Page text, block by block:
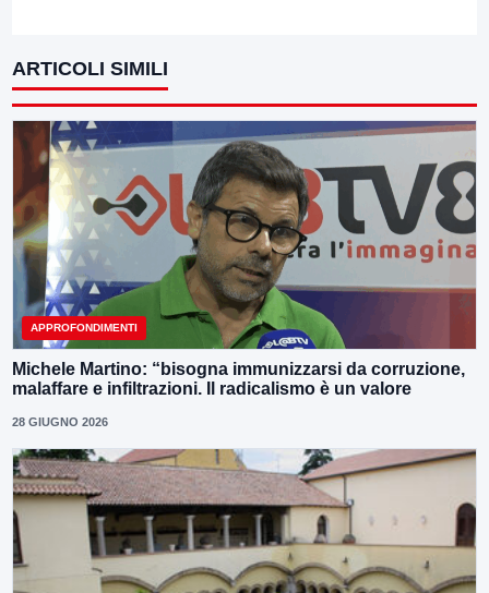
ARTICOLI SIMILI
APPROFONDIMENTI
Michele Martino: “bisogna immunizzarsi da corruzione,
malaffare e infiltrazioni. Il radicalismo è un valore
28 GIUGNO 2026